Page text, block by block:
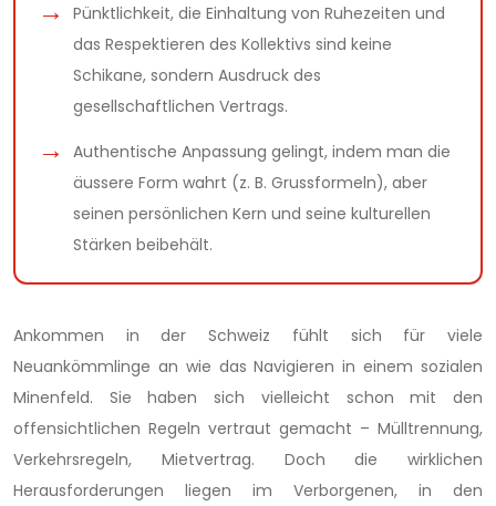
Pünktlichkeit, die Einhaltung von Ruhezeiten und
das Respektieren des Kollektivs sind keine
Schikane, sondern Ausdruck des
gesellschaftlichen Vertrags.
Authentische Anpassung gelingt, indem man die
äussere Form wahrt (z. B. Grussformeln), aber
seinen persönlichen Kern und seine kulturellen
Stärken beibehält.
Ankommen in der Schweiz fühlt sich für viele
Neuankömmlinge an wie das Navigieren in einem sozialen
Minenfeld. Sie haben sich vielleicht schon mit den
offensichtlichen Regeln vertraut gemacht – Mülltrennung,
Verkehrsregeln, Mietvertrag. Doch die wirklichen
Herausforderungen liegen im Verborgenen, in den